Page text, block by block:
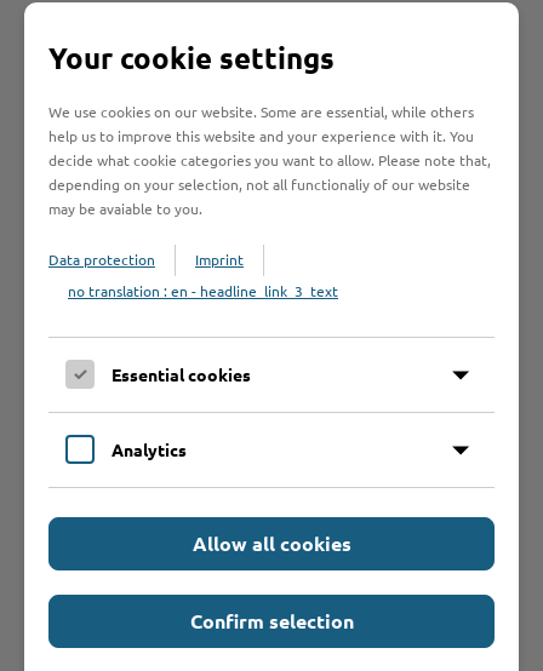
Online-Services
Leistungen von A bis Z
K T
U V W X Y Z
Your cookie settings
We use cookies on our website. Some are essential, while others
help us to improve this website and your experience with it. You
decide what cookie categories you want to allow. Please note that,
depending on your selection, not all functionaliy of our website
may be avaiable to you.
Data protection
Imprint
no translation : en - headline_link_3_text
Essential cookies
Analytics
Allow all cookies
Confirm selection